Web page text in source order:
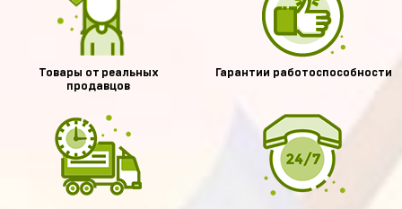
Товары от реальных
продавцов
Гарантии работоспособности